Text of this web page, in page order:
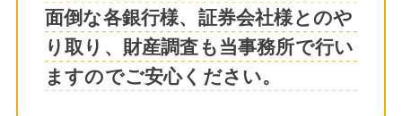
面倒な各銀行様、証券会社様とのや
り取り、財産調査も当事務所で行い
ますのでご安心ください。